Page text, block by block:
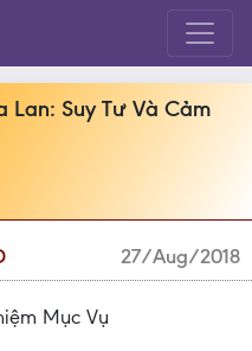
Lan: Suy Tư Và Cảm
27/Aug/2018
Mục Vụ